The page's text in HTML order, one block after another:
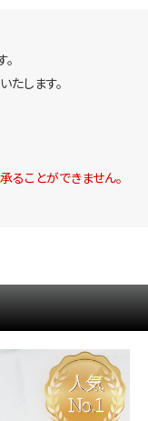
します。
ことができません。